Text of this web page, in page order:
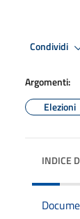
Condividi
Argomenti:
Elezioni
INDICE